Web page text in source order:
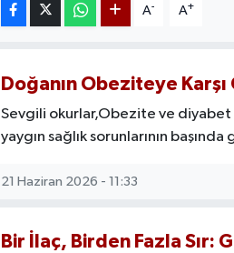
A- A+
Doğanın Obeziteye
Sevgili okurlar, ​Obezite ve diyabet
yaygın sağlık sorunlarının başında
21 Haziran 2026 - 11:33
Bir İlaç, Birden Fazla Sır: